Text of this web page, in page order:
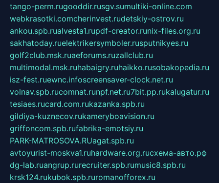
tango-perm.rugooddir.rusgv.sumultiki-online.com
webkrasotki.comcherinvest.rudetskiy-ostrov.ru
ankou.spb.rualvesta1.rupdf-creator.runix-files.org.ru
sakhatoday.ruelektrikersymboler.rusputnikyes.ru
golf2club.msk.ruaeforums.ruzallclub.ru
multimodal.msk.ruhabaigry.ruhaikko.rusobakopedia.ru
isz-fest.ruewnc.infoscreensaver-clock.net.ru
volnav.spb.rucomnat.runpf.net.ru7bit.pp.rukalugatur.ru
tesiaes.rucard.com.rukazanka.spb.ru
gildiya-kuznecov.rukameryboavision.ru
griffoncom.spb.rufabrika-emotsiy.ru
PARK-MATROSOVA.RUagat.spb.ru
avtoyurist-moskva1.ruhardware.org.ruсхема-авто.рф
dg-lab.ruangrup.rurecruiter.spb.rumusic8.spb.ru
krsk124.rukubok.spb.ruromanofforex.ru